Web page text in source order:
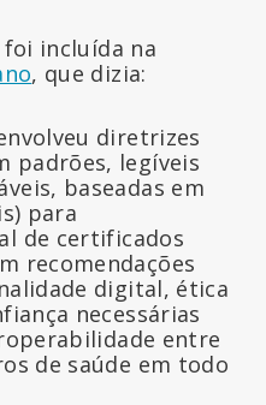
foi incluída na
, que dizia:
diretrizes
padrões, legíveis
baseadas em
para
de certificados
recomendações
digital, ética
necessárias
entre
de saúde em todo